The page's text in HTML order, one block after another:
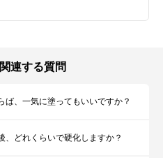
関連する質問
ば、一気に塗ってもいいですか？
、どれくらいで硬化しますか？